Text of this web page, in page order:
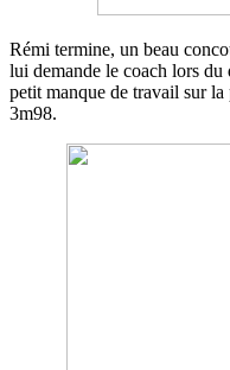
Rémi termine, un beau
lui demande le coach lors du
petit manque de travail sur
3m98.